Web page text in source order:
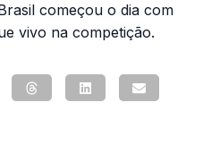
começou o dia com
vivo na competição.